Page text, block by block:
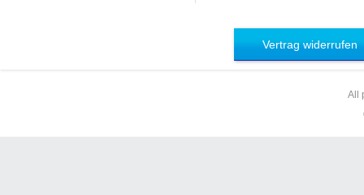
Vertrag widerrufen
All